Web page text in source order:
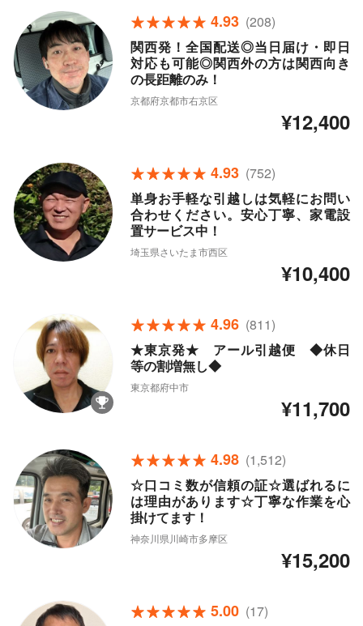
4.93 (208)
関西発！全国配送◎当日届け・即日
対応も可能◎関西外の方は関西向き
の長距離のみ！
京都府京都市右京区
¥12,400
4.93 (752)
単身お手軽な引越しは気軽にお問い
合わせください。安心丁寧、家電設
置サービス中！
埼玉県さいたま市西区
¥10,400
4.96 (811)
★東京発★ アール引越便 ◆休日
等の割増無し◆
東京都府中市
¥11,700
4.98 (1,512)
☆口コミ数が信頼の証☆選ばれるに
は理由があります☆丁寧な作業を心
掛けてます！
神奈川県川崎市多摩区
¥15,200
5.00 (17)